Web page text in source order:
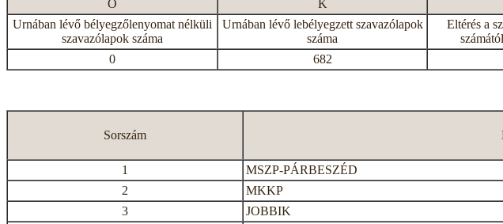
O K
Urnában lévő bélyegzőlenyomat nélküli
szavazólapok száma
Urnában lévő lebélyegzett szavazólapok
száma
Eltérés a
0 682
Sorszám
1
MSZP-PÁRBESZÉD
2
MKKP
3
JOBBIK